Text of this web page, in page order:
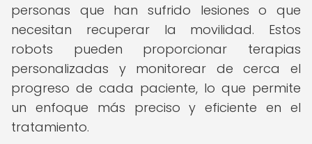
personas que han sufrido lesiones o que
necesitan recuperar la movilidad. Estos
robots pueden proporcionar terapias
personalizadas y monitorear de cerca el
progreso de cada paciente, lo que permite
un enfoque más preciso y eficiente en el
tratamiento.